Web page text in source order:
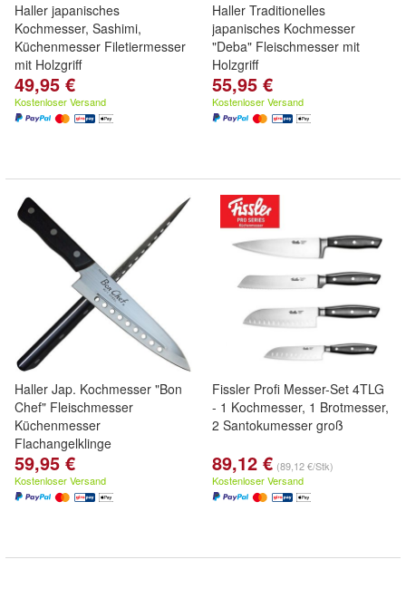
Haller japanisches
Kochmesser, Sashimi,
Küchenmesser Filetiermesser
mit Holzgriff
49,95 €
Kostenloser Versand
Haller Traditionelles
japanisches Kochmesser
"Deba" Fleischmesser mit
Holzgriff
55,95 €
Kostenloser Versand
Haller Jap. Kochmesser "Bon
Chef" Fleischmesser
Küchenmesser
Flachangelklinge
59,95 €
Kostenloser Versand
Fissler Profi Messer-Set 4TLG
- 1 Kochmesser, 1 Brotmesser,
2 Santokumesser groß
89,12 € (89,12 €/Stk)
Kostenloser Versand